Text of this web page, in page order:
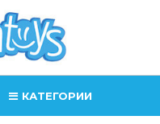
КАТЕГОРИИ